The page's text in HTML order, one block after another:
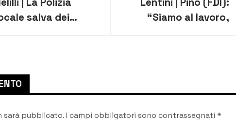
salva dei
“Siamo al lavoro,
sarà pubblicato.I campi obbligatori sono contrassegnati *